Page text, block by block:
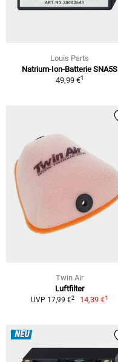
Louis Parts
Natrium-Ion-Batterie SNA5S
49,99 €1
Twin Air
Luftfilter
UVP 17,99 €2 14,39 €1
NEU